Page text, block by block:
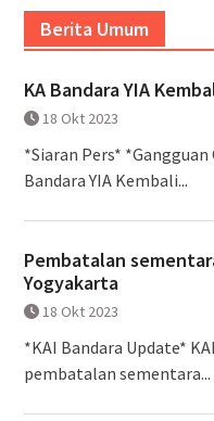
Berita Umum
KA Bandara YIA
18 Okt 2023
*Siaran Pers*
Bandara YIA Kembali...
Pembatalan
Yogyakarta
18 Okt 2023
*KAI Bandara Update*
pembatalan sementara...